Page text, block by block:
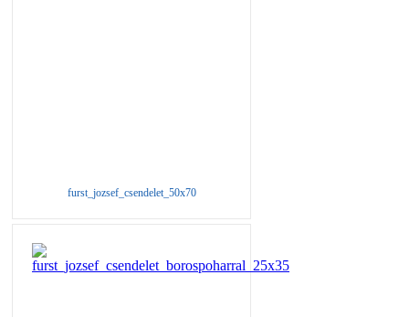
furst_jozsef_csendelet_50x70